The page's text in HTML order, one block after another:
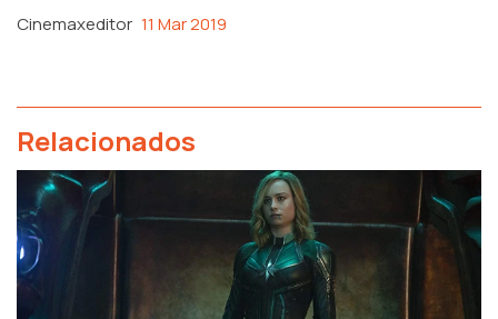
Cinemaxeditor 11 Mar 2019
Relacionados